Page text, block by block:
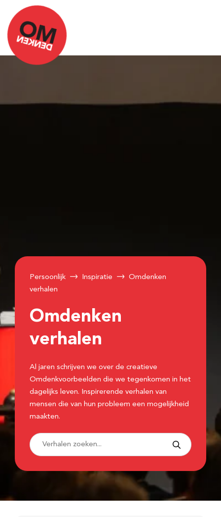
Persoonlijk Inspiratie
Omdenken
verhalen
Omdenken
verhalen
Al jaren schrijven we over de creatieve
Omdenkvoorbeelden die we tegenkomen in het
dagelijks leven. Inspirerende verhalen van
mensen die van hun probleem een mogelijkheid
maakten.